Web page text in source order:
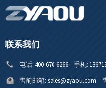
联系我们
电话: 400-670-6266 手机:
售前邮箱: sales@zyaou.com